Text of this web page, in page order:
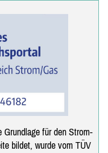
Grundlage für den Strom-
bildet, wurde vom TÜV